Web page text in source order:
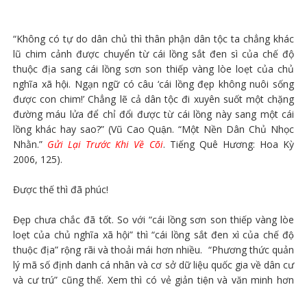
“Không có tự do dân chủ thì thân phận dân tộc ta chẳng khác
lũ chim cảnh được chuyển từ cái lồng sắt đen sì của chế độ
thuộc địa sang cái lồng sơn son thiếp vàng lòe loẹt của chủ
nghĩa xã hội. Ngạn ngữ có câu ‘cái lồng đẹp không nuôi sống
được con chim!’ Chẳng lẽ cả dân tộc đi xuyên suốt một chặng
đường máu lửa để chỉ đổi được từ cái lồng này sang một cái
lồng khác hay sao?” (Vũ Cao Quận. “Một Nền Dân Chủ Nhọc
Nhằn.” Gửi Lại Trước Khi Về Cõi. Tiếng Quê Hương: Hoa Kỳ
2006, 125).
Được thế thì đã phúc!
Đẹp chưa chắc đã tốt. So với “cái lồng sơn son thiếp vàng lòe
loẹt của chủ nghĩa xã hội” thì “cái lồng sắt đen xì của chế độ
thuộc địa” rộng rãi và thoải mái hơn nhiều. “Phương thức quản
lý mã số định danh cá nhân và cơ sở dữ liệu quốc gia về dân cư
và cư trú” cũng thế. Xem thì có vẻ giản tiện và văn minh hơn